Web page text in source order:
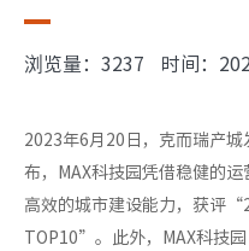
浏览量：3237 时间：
2023年6月20日，克而瑞产
布，MAX科技园凭借稳健的
高效的城市建设能力，获评
TOP10”。此外，MAX科技